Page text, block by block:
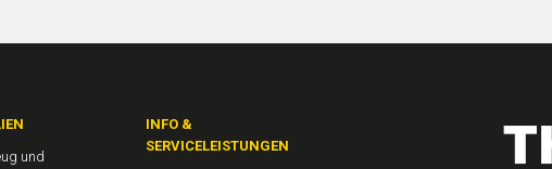
und
INFO &
SERVICELEISTUNGEN